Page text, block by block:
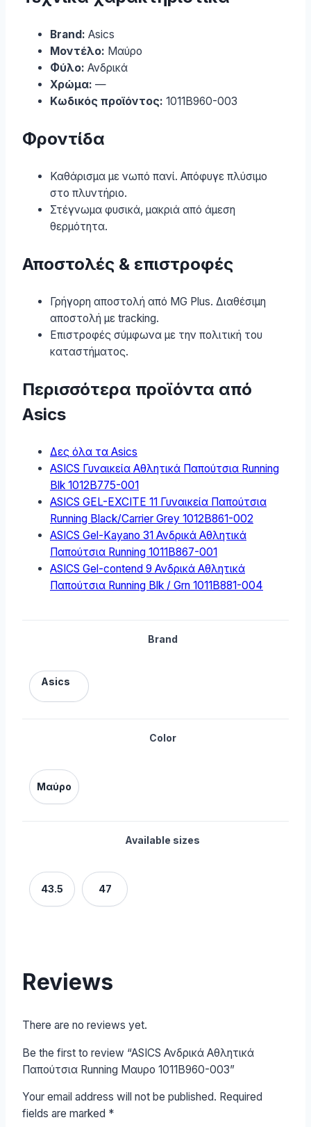
Brand: Asics
Μοντέλο: Μαύρο
Φύλο: Ανδρικά
Χρώμα: —
Κωδικός προϊόντος: 1011B960-003
Φροντίδα
Καθάρισμα με νωπό πανί. Απόφυγε πλύσιμο
στο πλυντήριο.
Στέγνωμα φυσικά, μακριά από άμεση
θερμότητα.
Αποστολές & επιστροφές
Γρήγορη αποστολή από MG Plus. Διαθέσιμη
αποστολή με tracking.
Επιστροφές σύμφωνα με την πολιτική του
καταστήματος.
Περισσότερα προϊόντα από
Asics
Δες όλα τα Asics
ASICS Γυναικεία Αθλητικά Παπούτσια Running
Blk 1012B775-001
ASICS GEL-EXCITE 11 Γυναικεία Παπούτσια
Running Black/Carrier Grey 1012B861-002
ASICS Gel-Kayano 31 Ανδρικά Αθλητικά
Παπούτσια Running 1011B867-001
ASICS Gel-contend 9 Ανδρικά Αθλητικά
Παπούτσια Running Blk / Grn 1011B881-004
Brand
Asics
Color
Μαύρο
Available sizes
43.5 47
Reviews
There are no reviews yet.
Be the first to review “ASICS Ανδρικά Αθλητικά
Παπούτσια Running Μαυρο 1011B960-003”
Your email address will not be published. Required
fields are marked *